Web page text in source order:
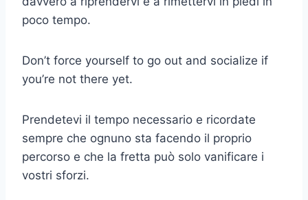
poco tempo.
Don’t force yourself to go out and socialize if
you’re not there yet.
Prendetevi il tempo necessario e ricordate
sempre che ognuno sta facendo il proprio
percorso e che la fretta può solo vanificare i
vostri sforzi.